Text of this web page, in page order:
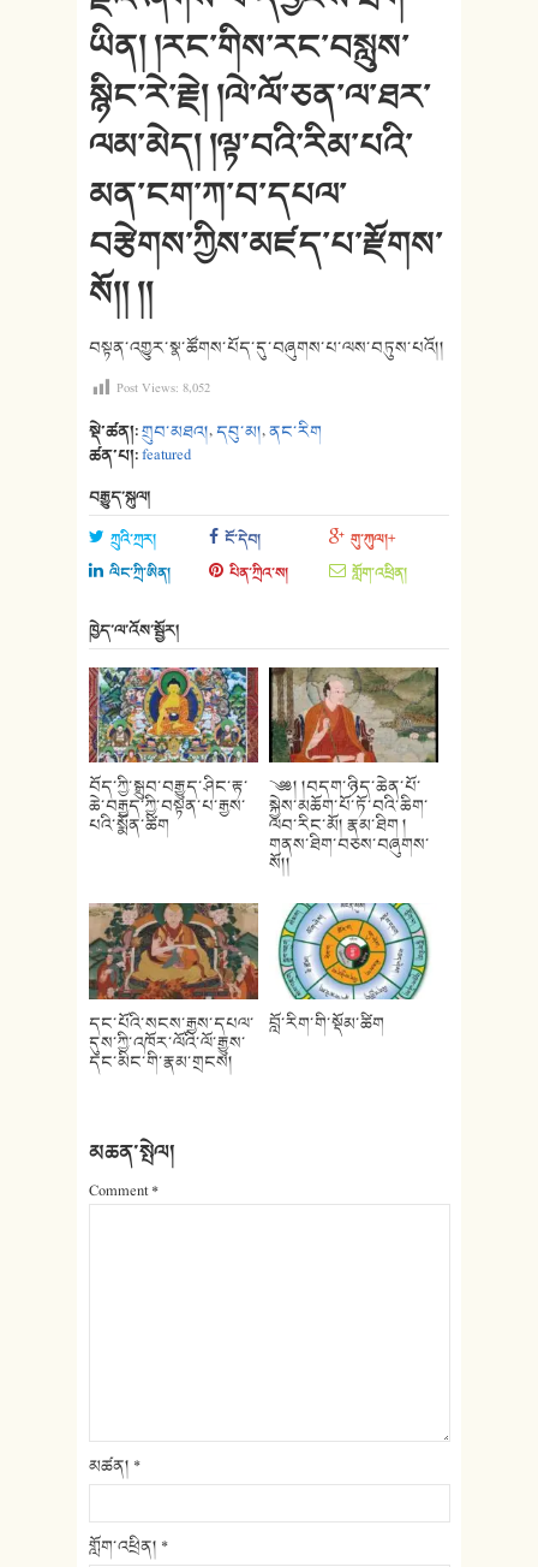
ཡིན། །རང་གིས་རང་བསླུས་
སྙིང་རེ་རྗེ། །ལེ་ལོ་ཅན་ལ་ཐར་
ལམ་མེད། །ལྟ་བའི་རིམ་པའི་
མན་ངག་ཀ་བ་དཔལ་
བརྩེགས་ཀྱིས་མཛད་པ་རྫོགས་
སོ།། །།
བསྟན་འགྱུར་སྣ་ཚོགས་པོད་དུ་བཞུགས་པ་ལས་བཏུས་པའོ།།
Post Views: 8,052
སྡེ་ཚན།:གྲུབ་མཐའ།,དབུ་མ།,ནང་རིག
ཚན་པ།:featured
བརྒྱུད་སྐུལ།
ཀྲུའི་ཀྲར། ངོ་དེབ།
གུ་ཀུལ།+
ལིང་ཀྲི་ཨིན།
པིན་ཀྲིའ་ས། གློག་འཕྲིན།
ཁྱེད་ལ་འོས་སྦྱོར།
བོད་ཀྱི་སྒྲུབ་བརྒྱུད་ཤིང་རྟ་
ཆེ་བརྒྱད་ཀྱི་བསྟན་པ་རྒྱས་
པའི་སྨོན་ཚིག
༄༅། །བདག་ཉིད་ཆེན་པོ་
སྐྱེས་མཆོག་པོ་ཏོ་བའི་ཆིག་
ལབ་རིང་མོ། རྣམ་ཐིག །
གནས་ཐིག་བཅས་བཞུགས་
སོ།།
དང་པོའི་སངས་རྒྱས་དཔལ་
དུས་ཀྱི་འཁོར་ལོའི་ལོ་རྒྱུས་
དང་མིང་གི་རྣམ་གྲངས།
བློ་རིག་གི་སྡོམ་ཚིག
མཆན་སྤེལ།
Comment*
མཚན། *
གློག་འཕྲིན། *